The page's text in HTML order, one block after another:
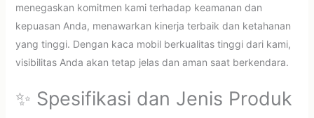
menegaskan komitmen kami terhadap keamanan dan
kepuasan Anda, menawarkan kinerja terbaik dan ketahanan
yang tinggi. Dengan kaca mobil berkualitas tinggi dari kami,
visibilitas Anda akan tetap jelas dan aman saat berkendara.
✨ Spesifikasi dan Jenis Produk